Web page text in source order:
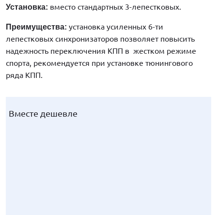
Установка: вместо стандартных 3-лепестковых.
Преимущества: установка усиленных 6-ти
лепестковых синхронизаторов позволяет повысить
надежность переключения КПП в жестком режиме
спорта, рекомендуется при установке тюнингового
ряда КПП.
Вместе дешевле